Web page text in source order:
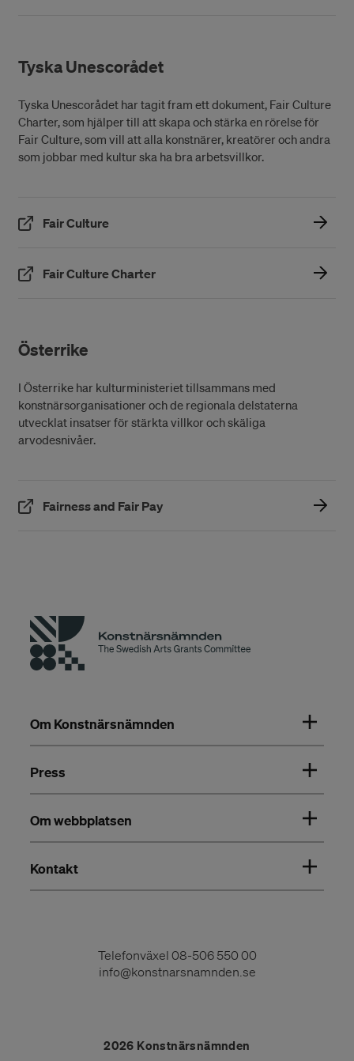
Tyska Unescorådet
Tyska Unescorådet har tagit fram ett dokument, Fair Culture
Charter, som hjälper till att skapa och stärka en rörelse för
Fair Culture, som vill att alla konstnärer, kreatörer och andra
som jobbar med kultur ska ha bra arbetsvillkor.
Fair Culture(Öppnas i ett nytt fönster)
Fair Culture Charter(Öppnas i ett nytt fönster)
Österrike
I Österrike har kulturministeriet tillsammans med
konstnärsorganisationer och de regionala delstaterna
utvecklat insatser för stärkta villkor och skäliga
arvodesnivåer.
Fairness and Fair Pay(Öppnas i ett nytt fönster)
Om Konstnärsnämnden
Press
Om webbplatsen
Kontakt
Telefonväxel 08-506 550 00
info@konstnarsnamnden.se
2026 Konstnärsnämnden